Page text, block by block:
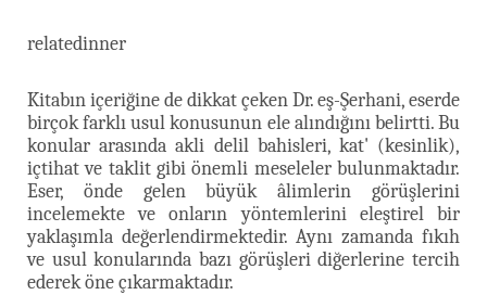
relatedinner
Kitabın içeriğine de dikkat çeken Dr. eş-Şerhani, eserde
birçok farklı usul konusunun ele alındığını belirtti. Bu
konular arasında akli delil bahisleri, kat' (kesinlik),
içtihat ve taklit gibi önemli meseleler bulunmaktadır.
Eser, önde gelen büyük âlimlerin görüşlerini
incelemekte ve onların yöntemlerini eleştirel bir
yaklaşımla değerlendirmektedir. Aynı zamanda fıkıh
ve usul konularında bazı görüşleri diğerlerine tercih
ederek öne çıkarmaktadır.